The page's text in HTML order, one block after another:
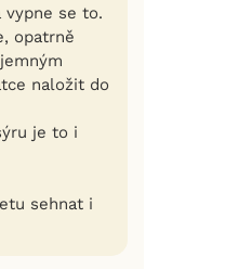
vypne se to.
opatrně
naložit do
je to i
sehnat i